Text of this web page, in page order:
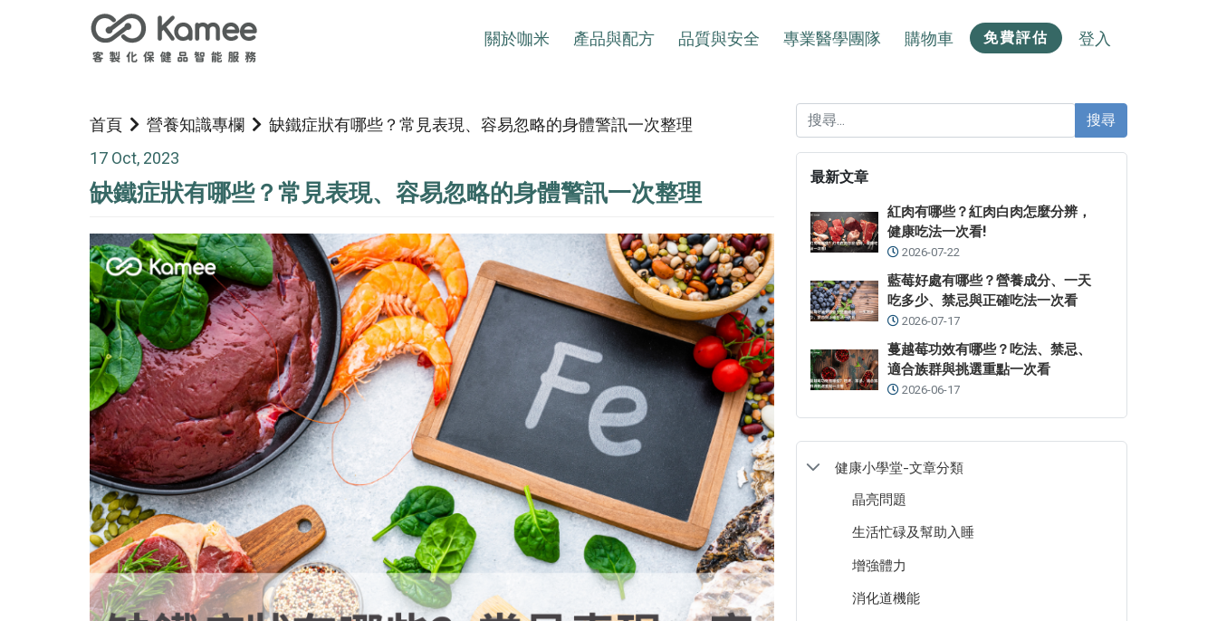
關於咖米 產品與配方 品質與安全 專業醫學團隊 購物車 免費評估 登入
首頁 營養知識專欄
缺鐵症狀有哪些？常見表現、容易忽略的身體警訊一次整理
17 Oct, 2023
缺鐵症狀有哪些？常見表現、容易忽略的身體警訊一次整理
搜尋
最新文章
紅肉有哪些？紅肉白肉怎麼分辨，
健康吃法一次看!
2026-07-22
藍莓好處有哪些？營養成分、一天
吃多少、禁忌與正確吃法一次看
2026-07-17
蔓越莓功效有哪些？吃法、禁忌、
適合族群與挑選重點一次看
2026-06-17
健康小學堂-文章分類
晶亮問題
生活忙碌及幫助入睡
增強體力
消化道機能